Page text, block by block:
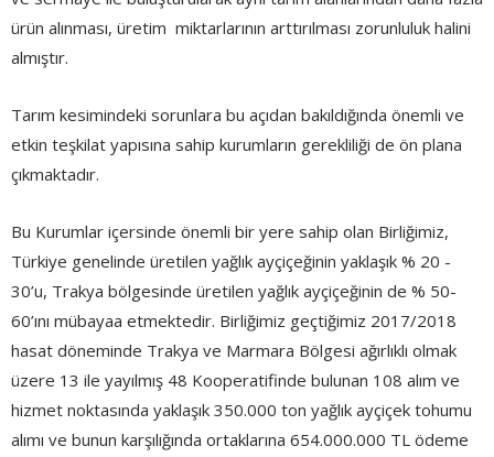
ürün alınması, üretim miktarlarının arttırılması zorunluluk halini
almıştır.
Tarım kesimindeki sorunlara bu açıdan bakıldığında önemli ve
etkin teşkilat yapısına sahip kurumların gerekliliği de ön plana
çıkmaktadır.
Bu Kurumlar içersinde önemli bir yere sahip olan Birliğimiz,
Türkiye genelinde üretilen yağlık ayçiçeğinin yaklaşık % 20 -
30’u, Trakya bölgesinde üretilen yağlık ayçiçeğinin de % 50-
60’ını mübayaa etmektedir. Birliğimiz geçtiğimiz 2017/2018
hasat döneminde Trakya ve Marmara Bölgesi ağırlıklı olmak
üzere 13 ile yayılmış 48 Kooperatifinde bulunan 108 alım ve
hizmet noktasında yaklaşık 350.000 ton yağlık ayçiçek tohumu
alımı ve bunun karşılığında ortaklarına 654.000.000 TL ödeme